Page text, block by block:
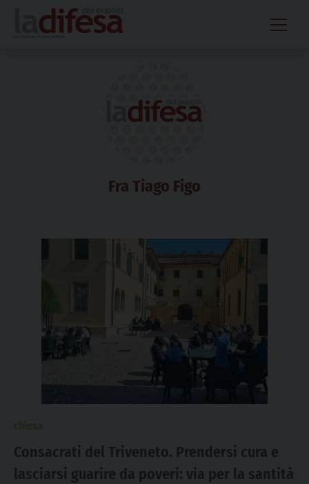
content
Fra Tiago Figo
Consacrati del Triveneto. Prendersi cura e
lasciarsi guarire da poveri: via per la santità